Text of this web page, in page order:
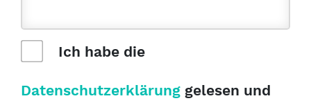
Ich habe die
Datenschutzerklärung gelesen und